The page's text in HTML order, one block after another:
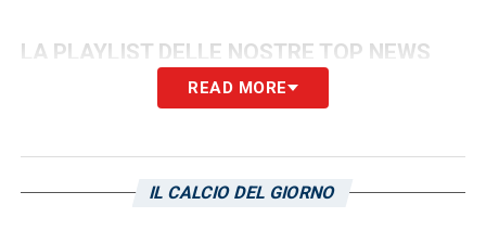
LA PLAYLIST DELLE NOSTRE TOP NEWS
READ MORE
IL CALCIO DEL GIORNO